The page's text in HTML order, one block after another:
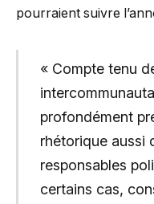
pourraient suivre
« Compte tenu
profondément
rhétorique aussi
responsables
certains cas,